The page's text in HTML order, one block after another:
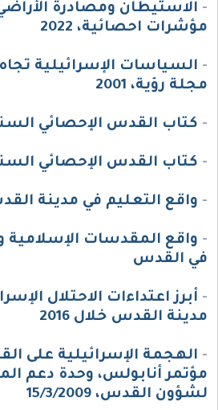
- الاستيطان ومصادرة
مؤشرات احصائية، 2022
- السياسات الإسرائيلية
مجلة رؤية، 2001
- كتاب القدس الإحصائي السنوي،
- كتاب القدس الإحصائي السنوي،
- واقع التعليم في مدينة
- واقع المقدسات الإسلامية
في القدس
- أبرز اعتداءات الاحتلال
مدينة القدس خلال 2016
- الهجمة الإسرائيلية على
مؤتمر أنابولس، وحدة دعم
لشؤون القدس، 15/3/2009